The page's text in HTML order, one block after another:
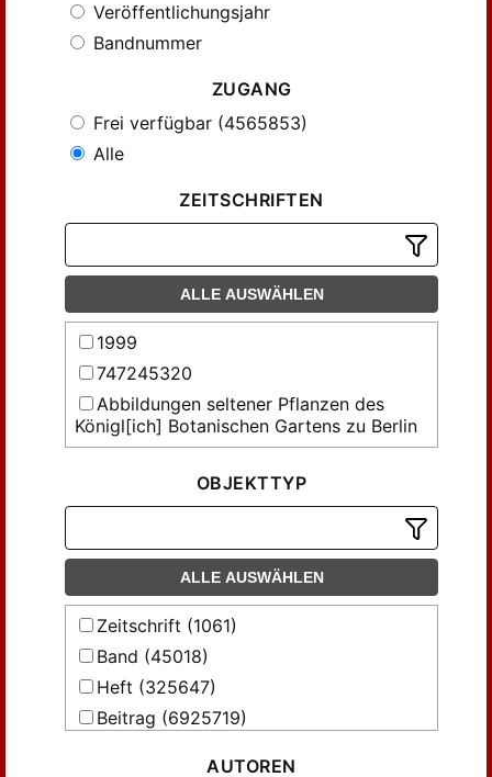
Veröffentlichungsjahr
Bandnummer
ZUGANG
Frei verfügbar (4565853)
Alle
ZEITSCHRIFTEN
ALLE AUSWÄHLEN
1999
747245320
Abbildungen seltener Pflanzen des
Königl[ich] Botanischen Gartens zu Berlin
Wissenschaften in Göttingen,
Mathematisch-Physikalische Klasse
Botanischen Vereins 'Irmischia' zu
Sondershausen
Abhandlungen über Preussens
Kommunalwesen und denkwürdige
vaterländische Gesetze und Einrichtungen
Acta Facultatis Rerum Naturalium
Universitatis Comenianae
Acta mathematica Universitatis
OBJEKTTYP
ALLE AUSWÄHLEN
Zeitschrift (1061)
Band (45018)
Heft (325647)
Beitrag (6925719)
AUTOREN